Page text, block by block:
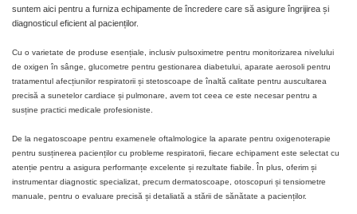
suntem aici pentru a furniza echipamente de încredere care să asigure îngrijirea și
diagnosticul eficient al pacienților.
Cu o varietate de produse esențiale, inclusiv pulsoximetre pentru monitorizarea nivelului
de oxigen în sânge, glucometre pentru gestionarea diabetului, aparate aerosoli pentru
tratamentul afecțiunilor respiratorii și stetoscoape de înaltă calitate pentru auscultarea
precisă a sunetelor cardiace și pulmonare, avem tot ceea ce este necesar pentru a
susține practici medicale profesioniste.
De la negatoscoape pentru examenele oftalmologice la aparate pentru oxigenoterapie
pentru susținerea pacienților cu probleme respiratorii, fiecare echipament este selectat cu
atenție pentru a asigura performanțe excelente și rezultate fiabile. În plus, oferim și
instrumentar diagnostic specializat, precum dermatoscoape, otoscopuri și tensiometre
manuale, pentru o evaluare precisă și detaliată a stării de sănătate a pacienților.